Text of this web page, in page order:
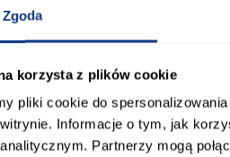
Zgoda
korzysta z plików cookie
pliki cookie do
Informacje o tym, jak
Partnerzy mogą
krem
płyta wiórowa laminowana
tak
1